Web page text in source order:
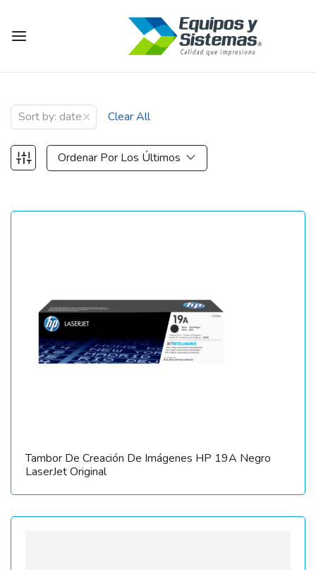
Sort by: date× Clear All
Ordenar Por Los Últimos
Tambor De Creación De Imágenes HP 19A Negro
LaserJet Original